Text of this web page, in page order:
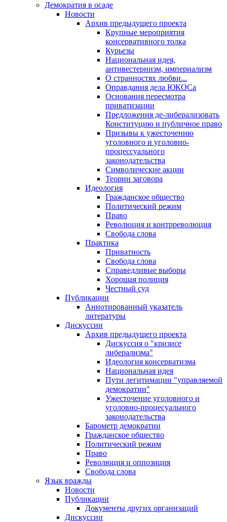
Демократия в осаде
Новости
Архив предыдущего проекта
Крупные мероприятия
консервативного толка
Курьезы
Национальная идея,
антивестернизм, империализм
О странностях любви...
Оправдания дела ЮКОСа
Основания пересмотра
приватизации
Предложения де-либерализовать
Конституцию и публичное право
Призывы к ужесточению
уголовного и уголовно-
процессуального
законодательства
Символические акции
Теории заговора
Идеология
Гражданское общество
Политический режим
Право
Революция и контрреволюция
Свобода слова
Практика
Приватность
Свобода слова
Справедливые выборы
Хорошая полиция
Честный суд
Публикации
Аннотированный указатель
литературы
Дискуссии
Архив предыдущего проекта
Дискуссия о "кризисе
либерализма"
Идеология консерватизма
Национальная идея
Пути легитимации "управляемой
демократии"
Ужесточение уголовного и
уголовно-процесуального
законодательства
Барометр демократии
Гражданское общество
Политический режим
Право
Революция и оппозиция
Свобода слова
Язык вражды
Новости
Публикации
Документы других организаций
Дискуссии